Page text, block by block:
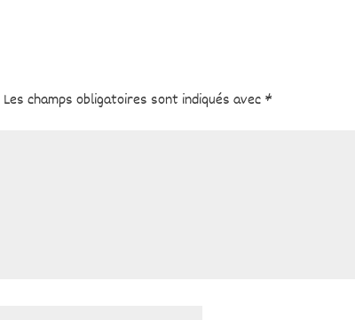
Les champs obligatoires sont indiqués avec *